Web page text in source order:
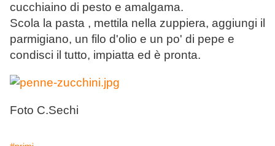
cucchiaino di pesto e amalgama.
Scola la pasta , mettila nella zuppiera, aggiungi il
parmigiano, un filo d'olio e un po' di pepe e
condisci il tutto, impiatta ed è pronta.
Foto C.Sechi